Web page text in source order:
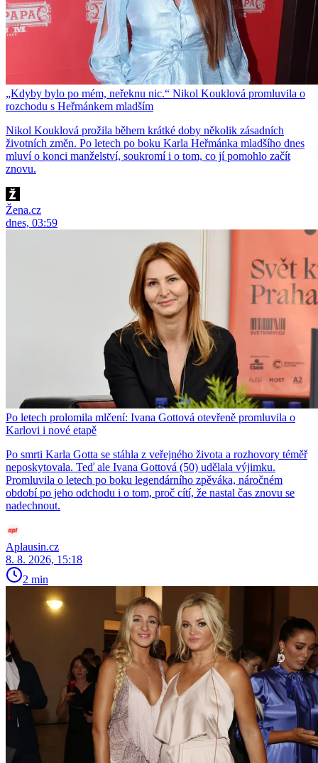
„Kdyby bylo po mém, neřeknu nic.“ Nikol Kouklová promluvila o
rozchodu s Heřmánkem mladším
Nikol Kouklová prožila během krátké doby několik zásadních
životních změn. Po letech po boku Karla Heřmánka mladšího dnes
mluví o konci manželství, soukromí i o tom, co jí pomohlo začít
znovu.
Žena.cz
dnes, 03:59
Po letech prolomila mlčení: Ivana Gottová otevřeně promluvila o
Karlovi i nové etapě
Po smrti Karla Gotta se stáhla z veřejného života a rozhovory téměř
neposkytovala. Teď ale Ivana Gottová (50) udělala výjimku.
Promluvila o letech po boku legendárního zpěváka, náročném
období po jeho odchodu i o tom, proč cítí, že nastal čas znovu se
nadechnout.
Aplausin.cz
8. 8. 2026, 15:18
2 min